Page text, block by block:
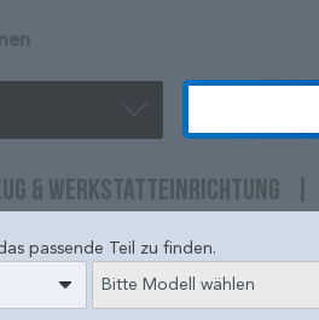
& WERKSTATTEINRICHTUNG
passende Teil zu finden.
Bitte Modell wählen